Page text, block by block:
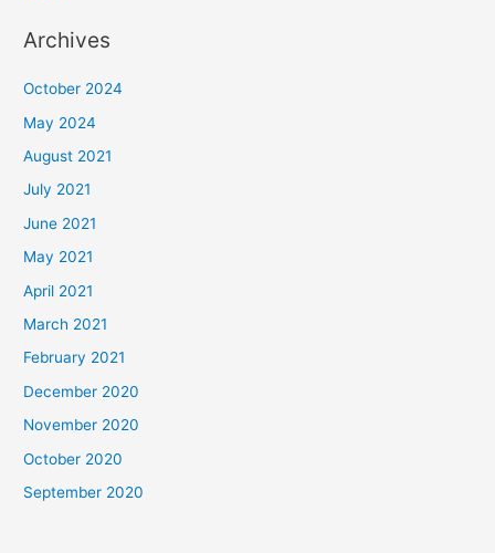
Archives
October 2024
May 2024
August 2021
July 2021
June 2021
May 2021
April 2021
March 2021
February 2021
December 2020
November 2020
October 2020
September 2020